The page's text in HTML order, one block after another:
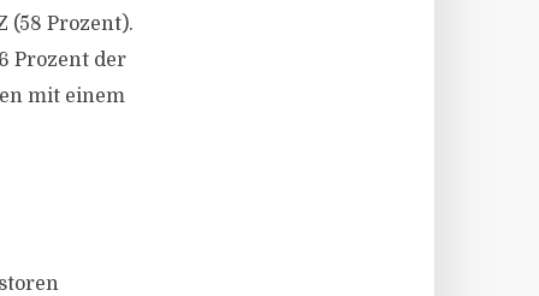
(58 Prozent).
Prozent der
mit einem